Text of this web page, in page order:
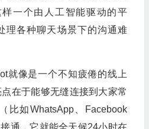
一个由人工智能驱动的平
理各种聊天场景下的沟通难
就像是一个不知疲倦的线上
在于能够无缝连接到大家常
比如WhatsApp、Facebook
通，它就能全天候24小时在